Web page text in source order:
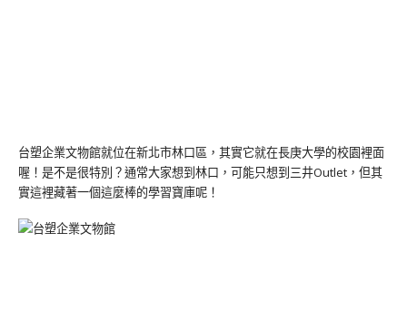
台塑企業文物館就位在新北市林口區，其實它就在長庚大學的校園裡面
喔！是不是很特別？通常大家想到林口，可能只想到三井Outlet，但其
實這裡藏著一個這麼棒的學習寶庫呢！